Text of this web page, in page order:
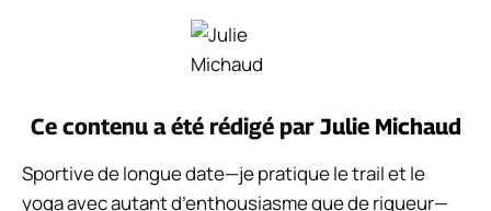
Ce contenu a été rédigé par Julie Michaud
Sportive de longue date—je pratique le trail et le
yoga avec autant d’enthousiasme que de rigueur—